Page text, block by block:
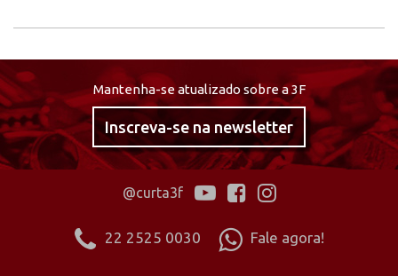
Mantenha-se atualizado sobre a 3F
Inscreva-se na newsletter
@curta3f
22 2525 0030 Fale agora!